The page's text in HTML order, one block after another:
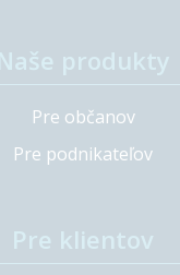
Pre občanov
Pre podnikateľov